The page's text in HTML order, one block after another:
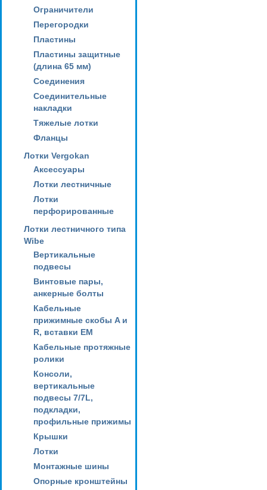
Ограничители
Перегородки
Пластины
Пластины защитные
(длина 65 мм)
Соединения
Соединительные
накладки
Тяжелые лотки
Фланцы
Лотки Vergokan
Аксессуары
Лотки лестничные
Лотки
перфорированные
Лотки лестничного типа
Wibe
Вертикальные
подвесы
Винтовые пары,
анкерные болты
Кабельные
прижимные скобы A и
R, вставки EM
Кабельные протяжные
ролики
Консоли,
вертикальные
подвесы 7/7L,
подкладки,
профильные прижимы
Крышки
Лотки
Монтажные шины
Опорные кронштейны